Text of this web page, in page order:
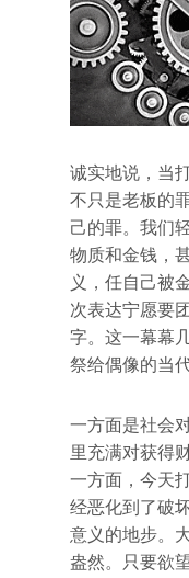
诚实地说，当
不只是老板的
己的罪。我们
物质和金钱，
义，任自己被
次表达宁愿要
字。这一幕幕
祭给偶像的当
一方面是社会
里充满对获得
一方面，今天
经恶化到了破
意义的地步。
盎然。只要欲